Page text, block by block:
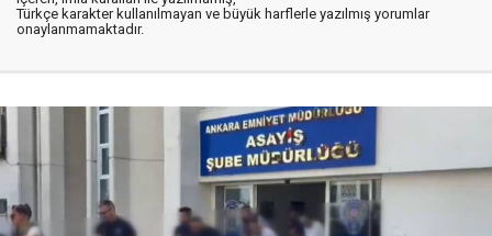
Türkçe karakter kullanılmayan ve büyük harflerle yazılmış yorumlar
onaylanmamaktadır.